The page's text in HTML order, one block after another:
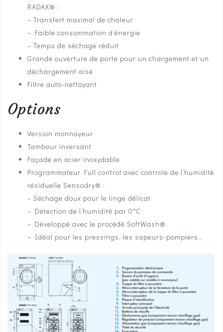
RADAX® :
– Transfert maximal de chaleur
– Faible consommation d’énergie
– Temps de séchage réduit
Grande ouverture de porte pour un chargement et un
déchargement aisé
Filtre auto-nettoyant
Options
Version monnayeur
Tambour inversant
Façade en acier inoxydable
Programmateur Full control avec controle de l’humidité
résiduelle Sensodry® :
– Séchage doux pour le linge délicat
– Détection de l’humidité par 0°C
– Développé avec le procédé SoftWash®
– Idéal pour les pressings, les sapeurs-pompiers…